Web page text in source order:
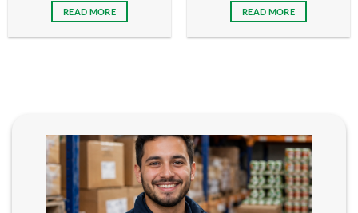
READ MORE READ MORE